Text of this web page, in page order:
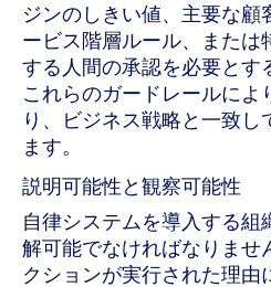
ジンのしきい値、主要な顧
ービス階層ルール、または
する人間の承認を必要とす
これらのガードレールによ
り、ビジネス戦略と一致
ます。
説明可能性と観察可能性
自律システムを導入する組
解可能でなければなりませ
クションが実行された理由